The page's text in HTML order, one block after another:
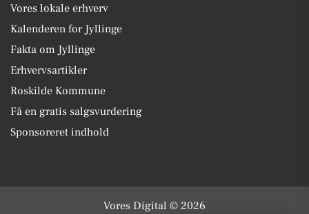
Vores lokale erhverv
Kalenderen for Jyllinge
Fakta om Jyllinge
Erhvervsartikler
Roskilde Kommune
Få en gratis salgsvurdering
Sponsoreret indhold
Vores Digital © 2026